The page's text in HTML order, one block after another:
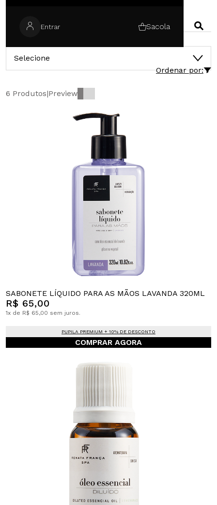
Entrar Sacola
Selecione
Ordenar por:
6 Produtos|Preview
SABONETE LÍQUIDO PARA AS MÃOS LAVANDA 320ML
R$ 65,00
1x de R$ 65,00 sem juros.
PUPILA PREMIUM + 10% DE DESCONTO
COMPRAR AGORA